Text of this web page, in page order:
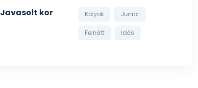
Javasolt kor Kölyök Junior
Felnőtt Idős